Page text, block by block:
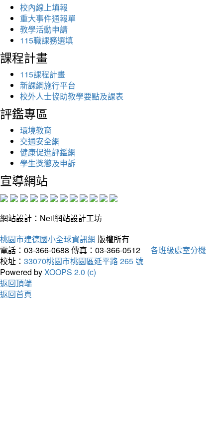
校內線上填報
重大事件通報單
教學活動申請
115職課務選填
課程計畫
115課程計畫
新課綱施行平台
校外人士協助教學要點及課表
評鑑專區
環境教育
交通安全網
健康促進評鑑網
學生獎懲及申訴
宣導網站
網站設計：Neil網站設計工坊
桃園市建德國小全球資訊網 版權所有
電話：03-366-0688 傳真：03-366-0512
各班級處室分機
校址： 33070桃園市桃園區延平路 265 號
Powered byXOOPS 2.0 (c)
返回頂端
返回首頁